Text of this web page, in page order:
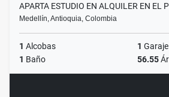
APARTA ESTUDIO EN ALQUILER EN EL
Medellín, Antioquia, Colombia
1 Alcobas 1 Garaje
1 Baño 56.55